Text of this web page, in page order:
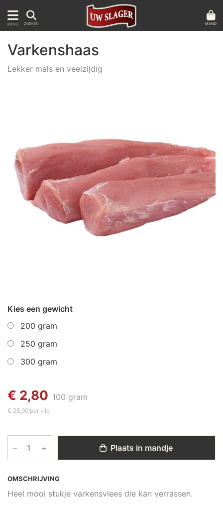
MENU ZOEKEN MAND
OMSCHRIJVING
Heel mooi stukje varkensvlees die kan verrassen.
Varkenshaas
Lekker mals en veelzijdig
Kies een gewicht
200 gram
250 gram
300 gram
€ 2,80 100 gram
€ 28,00 per kilo
– + Plaats in mandje